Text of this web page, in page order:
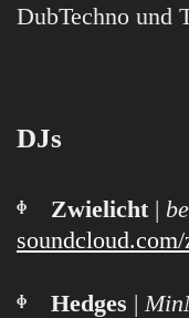
DubTechno und
DJs
ᶲ Zwielicht |
ᶲ Hedges |